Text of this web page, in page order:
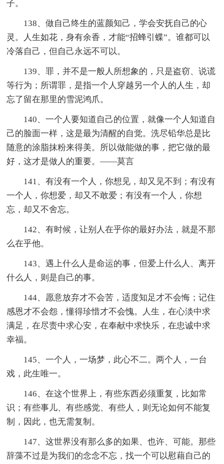
子。
138、做自己终生的蓝颜知己，学会安抚自己的心
灵。人生如花，身有余香，才能“招蜂引蝶”。谁都可以
冷落自己，但自己永远不可以。
139、罪，并不是一般人所想象的，只是盗窃、说谎
等行为；所谓罪，是指一个人穿越另一个人的人生，却
忘了留在那里的雪泥鸿爪。
140、一个人要知道自己的位置，就像一个人知道自
己的脸面一样，这是最为清醒的自觉。洗尽铅华总是比
随意的涂脂抹粉来得美。所以做能做的事，把它做的最
好，这才是做人的重要。——莫言
141、有没有一个人，你想见，却又见不到；有没有
一个人，你想爱，却又不敢爱；有没有一个人，你想
忘，却又不舍忘。
142、有时候，让别人在乎你的最好办法，就是不那
么在乎他。
143、遇上什么人是命运的事，但爱上什么人、离开
什么人，则是自己的事。
144、愿意放弃才不会苦，适度知足才不会悔；记住
感恩才不会怨，懂得珍惜才不会愧。人生，在心淡中求
满足，在尽责中求心安，在奉献中求快乐，在忠诚中求
幸福。
145、一个人，一场梦，此心不二。两个人，一台
戏，此生唯一。
146、在这个世界上，有些东西必须重复，比如常
识；有些事儿、有些感觉、有些人，则无论如何不能复
制，因此，也无需复制。
147、这世界没有那么多的如果、也许、可能。那些
辞藻不过是为我们的念念不忘，找一个可以慰藉自己的